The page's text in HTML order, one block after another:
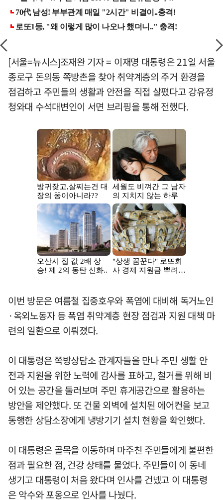
[서울=뉴시스]조재완 기자 = 이재명 대통령은 21일 서울
종로구 돈의동 쪽방촌을 찾아 취약계층의 주거 환경을
점검하고 주민들의 생활과 안전을 직접 살폈다고 강유정
청와대 수석대변인이 서면 브리핑을 통해 전했다.
이번 방문은 여름철 집중호우와 폭염에 대비해 독거노인
·옥외노동자 등 폭염 취약계층 현장 점검과 지원 대책 마
련의 일환으로 이뤄졌다.
이 대통령은 쪽방상담소 관계자들을 만나 주민 생활 안
전과 지원을 위한 노력에 감사를 표하고, 철거를 위해 비
어 있는 공간을 둘러보며 주민 휴게공간으로 활용하는
방안을 제안했다. 또 건물 외벽에 설치된 에어컨을 보고
동행한 상담소장에게 냉방기기 설치 현황을 확인했다.
이 대통령은 골목을 이동하며 마주친 주민들에게 불편한
점과 필요한 점, 건강 상태를 물었다. 주민들이 이 동네
생기고 대통령이 처음 왔다며 인사를 건넸고 이 대통령
은 악수와 포옹으로 인사를 나눴다.